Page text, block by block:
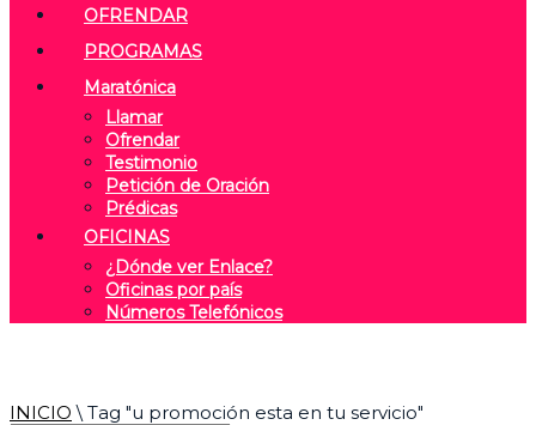
OFRENDAR
PROGRAMAS
Maratónica
Llamar
Ofrendar
Testimonio
Petición de Oración
Prédicas
OFICINAS
¿Dónde ver Enlace?
Oficinas por país
Números Telefónicos
INICIO \ Tag "u promoción esta en tu servicio"